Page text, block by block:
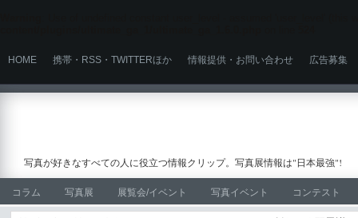
HOME 携帯・RSS・TWITTERほか 情報提供・お問い合わせ 広告募集
写真が好きなすべての人に役立つ情報クリップ。写真展情報は"日本最強"!
コラム 写真展 展覧会/イベント 写真イベント コンテスト